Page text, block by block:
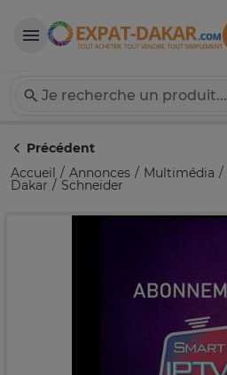
Expat-Dakar
Précédent
Accueil
Annonces Multimédia
Dakar Schneider